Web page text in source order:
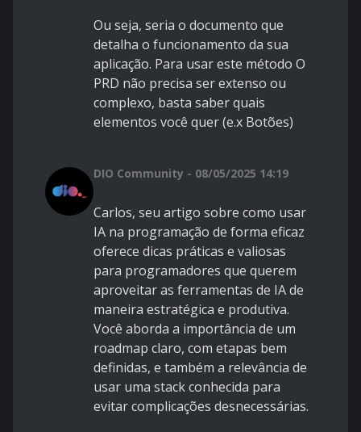
Ou seja, seria o documento que
detalha o funcionamento da sua
aplicação. Para usar este método O
PRD não precisa ser extenso ou
complexo, basta saber quais
elementos você quer (e.x Botões)
DIO Community - 08/05/2025 14:19
Carlos, seu artigo sobre como usar
IA na programação de forma eficaz
oferece dicas práticas e valiosas
para programadores que querem
aproveitar as ferramentas de IA de
maneira estratégica e produtiva.
Você aborda a importância de um
roadmap claro, com etapas bem
definidas, e também a relevância de
usar uma stack conhecida para
evitar complicações desnecessárias.